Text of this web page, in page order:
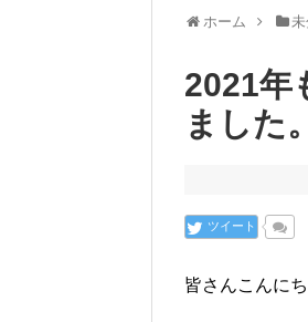
ホーム
2021年
ました。
ツイート
皆さんこんにち